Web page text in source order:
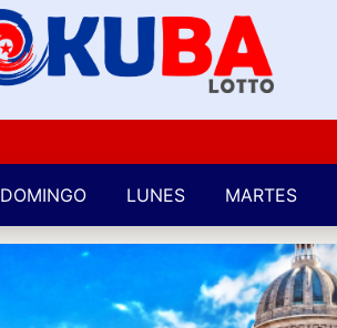
DOMINGO LUNES MARTES